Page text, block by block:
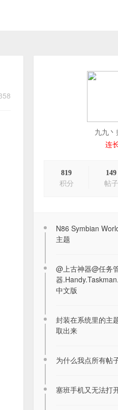
九九丶
连
819
积分
149
帖子
N86 Symbian
主题
@上古神器@任务
器
中文版
封装在系统里的主
取出来
为什么我点所有帖
塞班手机又无法打
2026-08-06
2022-04-21
【诺基亚网络收音
件收听云听FM广...